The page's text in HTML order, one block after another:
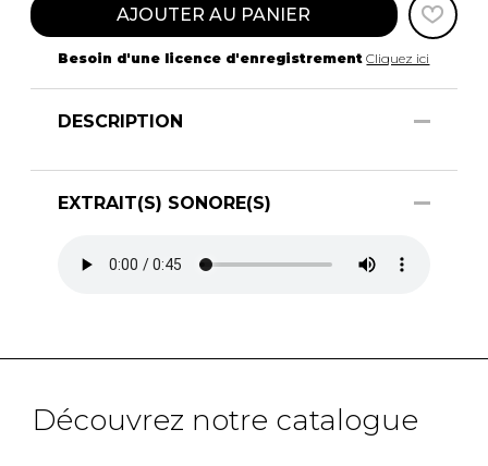
AJOUTER AU PANIER
Besoin d'une licence d'enregistrement Cliquez ici
DESCRIPTION
EXTRAIT(S) SONORE(S)
Découvrez notre catalogue